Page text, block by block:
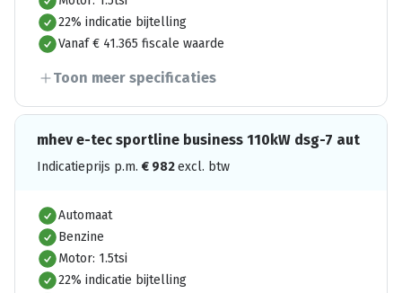
22% indicatie bijtelling
Vanaf € 41.365 fiscale waarde
Toon meer specificaties
mhev e-tec sportline business 110kW dsg-7 aut
Indicatieprijs p.m. € 982excl. btw
Automaat
Benzine
Motor: 1.5tsi
22% indicatie bijtelling